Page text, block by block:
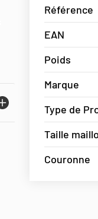
Référence
EAN
Poids
Marque
Type de
Taille
Couronne